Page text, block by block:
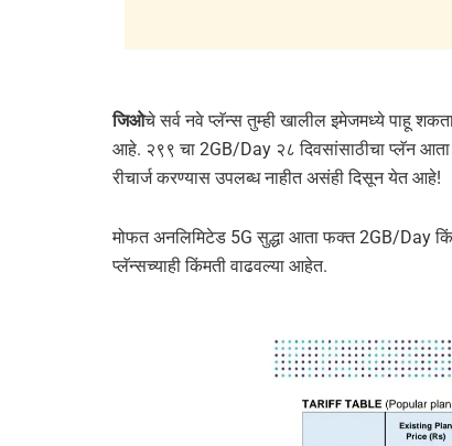
जिओचे सर्व नवे प्लॅन्स तुम्ही खालील इमेजमध्ये पाहू
आहे. २९९ चा 2GB/Day २८ दिवसांसाठीचा प्लॅन
रीचार्ज करण्यास उपलब्ध नाहीत असंही दिसून येत आहे!
मोफत अनलिमिटेड 5G सुद्धा आता फक्त 2GB/Day
प्लॅन्सच्याही किंमती वाढवल्या आहेत.